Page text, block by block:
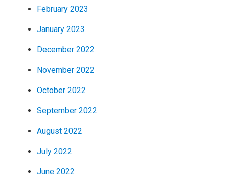
February 2023
January 2023
December 2022
November 2022
October 2022
September 2022
August 2022
July 2022
June 2022